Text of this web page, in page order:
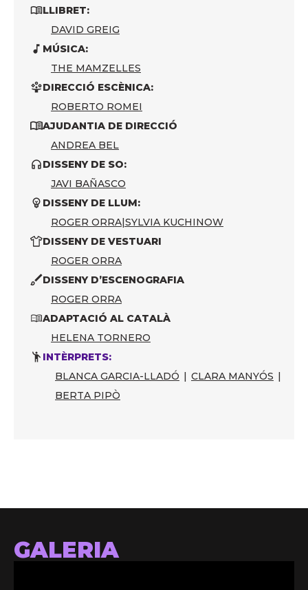
LLIBRET:
DAVID GREIG
MÚSICA:
THE MAMZELLES
DIRECCIÓ ESCÈNICA:
ROBERTO ROMEI
AJUDANTIA DE DIRECCIÓ
ANDREA BEL
DISSENY DE SO:
JAVI BAÑASCO
DISSENY DE LLUM:
ROGER ORRA|SYLVIA KUCHINOW
DISSENY DE VESTUARI
ROGER ORRA
DISSENY D’ESCENOGRAFIA
ROGER ORRA
ADAPTACIÓ AL CATALÀ
HELENA TORNERO
INTÈRPRETS:
BLANCA GARCIA-LLADÓ | CLARA MANYÓS |
BERTA PIPÒ
GALERIA